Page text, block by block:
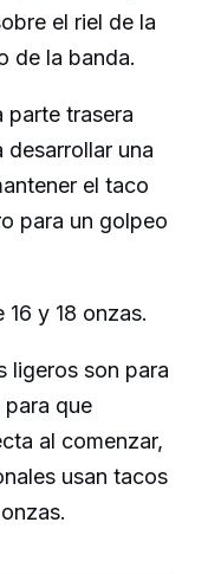
el riel de la
de la banda.
parte trasera
una
el taco
para un golpeo
y 18 onzas.
ligeros son para
que
al comenzar,
usan tacos